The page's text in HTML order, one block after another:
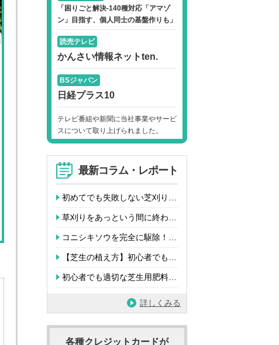
「困りごと解決-140種対応「アマゾ
ン」目指す、個人同士の基盤作りも」
読売テレビ
かんさい情報ネットten.
BSジャパン
日経プラス10
テレビ番組や新聞に当社事業やサービ
スについて取り上げられました。
最新コラム・レポート
初めてでも失敗しない芝刈り…
草刈りをあっという間に終わ…
コニシキソウを完全に駆除！…
【芝生の植え方】初心者でも…
初心者でも適切な芝生用肥料…
詳しくみる
各種クレジットカードが